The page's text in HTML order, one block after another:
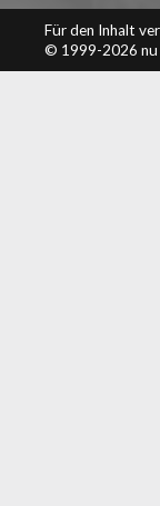
Für den Inhalt
© 1999-2026